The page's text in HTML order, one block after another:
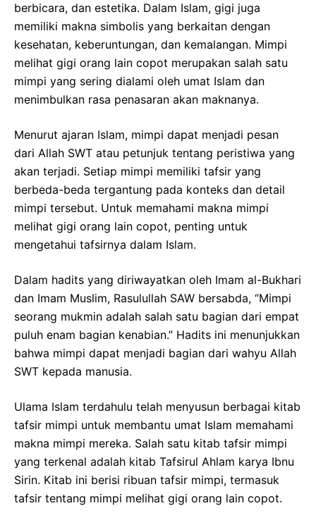
berbicara, dan estetika. Dalam Islam, gigi juga
memiliki makna simbolis yang berkaitan dengan
kesehatan, keberuntungan, dan kemalangan. Mimpi
melihat gigi orang lain copot merupakan salah satu
mimpi yang sering dialami oleh umat Islam dan
menimbulkan rasa penasaran akan maknanya.
Menurut ajaran Islam, mimpi dapat menjadi pesan
dari Allah SWT atau petunjuk tentang peristiwa yang
akan terjadi. Setiap mimpi memiliki tafsir yang
berbeda-beda tergantung pada konteks dan detail
mimpi tersebut. Untuk memahami makna mimpi
melihat gigi orang lain copot, penting untuk
mengetahui tafsirnya dalam Islam.
Dalam hadits yang diriwayatkan oleh Imam al-Bukhari
dan Imam Muslim, Rasulullah SAW bersabda, “Mimpi
seorang mukmin adalah salah satu bagian dari empat
puluh enam bagian kenabian.” Hadits ini menunjukkan
bahwa mimpi dapat menjadi bagian dari wahyu Allah
SWT kepada manusia.
Ulama Islam terdahulu telah menyusun berbagai kitab
tafsir mimpi untuk membantu umat Islam memahami
makna mimpi mereka. Salah satu kitab tafsir mimpi
yang terkenal adalah kitab Tafsirul Ahlam karya Ibnu
Sirin. Kitab ini berisi ribuan tafsir mimpi, termasuk
tafsir tentang mimpi melihat gigi orang lain copot.